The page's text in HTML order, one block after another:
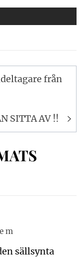
från
SITTA AV !!
m
sällsynta